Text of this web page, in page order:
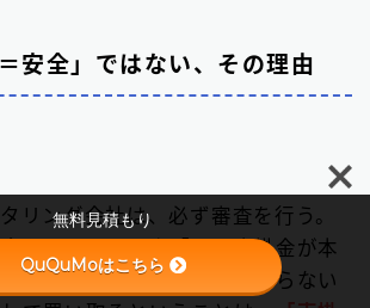
安全」ではない、その理由
リング会社は、必ず審査を行う。
を買い取る以上「その売掛金が本
」を確認しないと商売にならない
無料見積もり
QuQuMoはこちら